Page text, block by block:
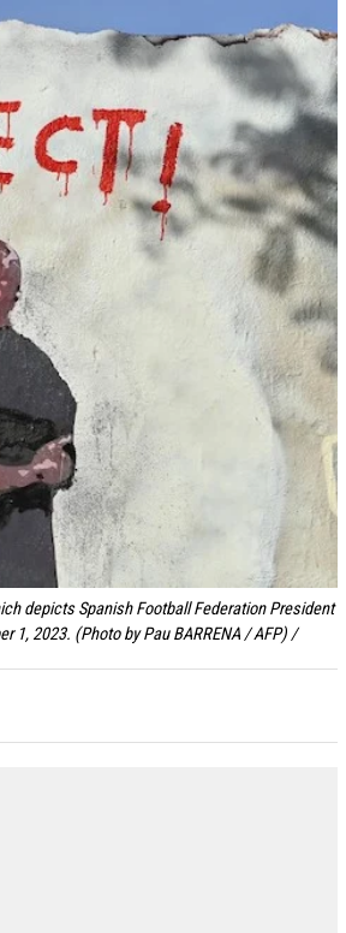
depicts Spanish Football Federation President
1, 2023. (Photo by Pau BARRENA / AFP) /